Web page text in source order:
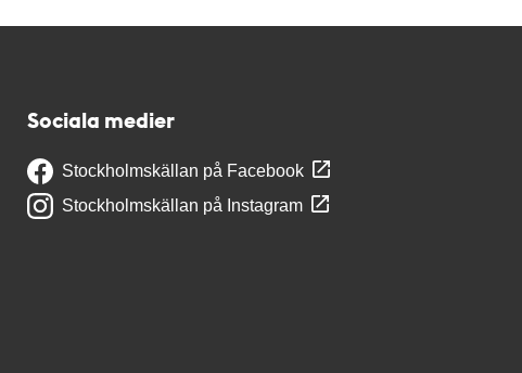
Sociala medier
Stockholmskällan på Facebook
Stockholmskällan på Instagram